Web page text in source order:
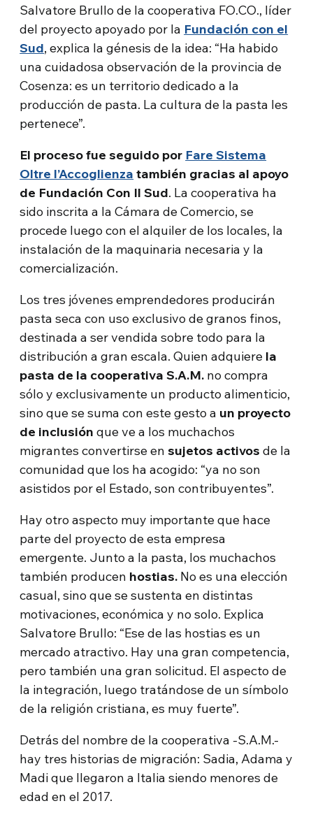
Salvatore Brullo de la cooperativa FO.CO., líder
del proyecto apoyado por la Fundación con el
Sud, explica la génesis de la idea: “Ha habido
una cuidadosa observación de la provincia de
Cosenza: es un territorio dedicado a la
producción de pasta. La cultura de la pasta les
pertenece”.
El proceso fue seguido por Fare Sistema
Oltre l’Accoglienza también gracias al apoyo
de Fundación Con Il Sud. La cooperativa ha
sido inscrita a la Cámara de Comercio, se
procede luego con el alquiler de los locales, la
instalación de la maquinaria necesaria y la
comercialización.
Los tres jóvenes emprendedores producirán
pasta seca con uso exclusivo de granos finos,
destinada a ser vendida sobre todo para la
distribución a gran escala. Quien adquiere la
pasta de la cooperativa S.A.M. no compra
sólo y exclusivamente un producto alimenticio,
sino que se suma con este gesto a un proyecto
de inclusión que ve a los muchachos
migrantes convertirse ensujetos activosde la
comunidad que los ha acogido: “ya no son
asistidos por el Estado, son contribuyentes”.
Hay otro aspecto muy importante que hace
parte del proyecto de esta empresa
emergente. Junto a la pasta, los muchachos
también producen hostias. No es una elección
casual, sino que se sustenta en distintas
motivaciones, económica y no solo. Explica
Salvatore Brullo: “Ese de las hostias es un
mercado atractivo. Hay una gran competencia,
pero también una gran solicitud. El aspecto de
la integración, luego tratándose de un símbolo
de la religión cristiana, es muy fuerte”.
Detrás del nombre de la cooperativa -S.A.M.-
hay tres historias de migración: Sadia, Adama y
Madi que llegaron a Italia siendo menores de
edad en el 2017.